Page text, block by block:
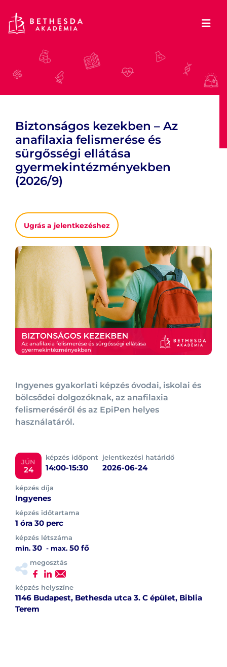
Biztonságos kezekben – Az
anafilaxia felismerése és
sürgősségi ellátása
gyermekintézményekben
(2026/9)
Ugrás a jelentkezéshez
Ingyenes gyakorlati képzés óvodai, iskolai és
bölcsődei dolgozóknak, az anafilaxia
felismeréséről és az EpiPen helyes
használatáról.
JÚN
24
képzés időpont
14:00-15:30
jelentkezési határidő
2026-06-24
képzés díja
Ingyenes
képzés időtartama
1 óra 30 perc
képzés létszáma
min. 30 - max. 50 fő
megosztás
képzés helyszíne
1146 Budapest, Bethesda utca 3. C épület, Biblia
Terem